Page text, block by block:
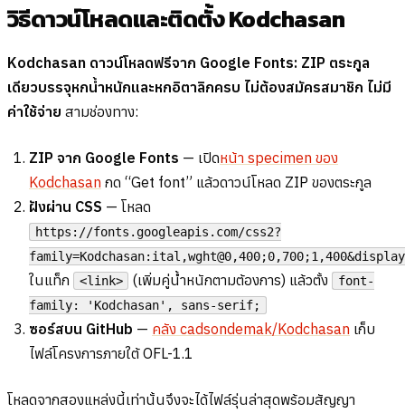
วิธีดาวน์โหลดและติดตั้ง Kodchasan
Kodchasan ดาวน์โหลดฟรีจาก Google Fonts: ZIP ตระกูล
เดียวบรรจุหกน้ำหนักและหกอิตาลิกครบ ไม่ต้องสมัครสมาชิก ไม่มี
ค่าใช้จ่าย สามช่องทาง:
ZIP จาก Google Fonts — เปิดหน้า specimen ของ
Kodchasan กด “Get font” แล้วดาวน์โหลด ZIP ของตระกูล
ฝังผ่าน CSS — โหลด
https://fonts.googleapis.com/css2?
ในแท็ก <link> (เพิ่มคู่น้ำหนักตามต้องการ) แล้วตั้ง
font-
family: 'Kodchasan', sans-serif;
ซอร์สบน GitHub — คลัง cadsondemak/Kodchasan เก็บ
ไฟล์โครงการภายใต้ OFL-1.1
โหลดจากสองแหล่งนี้เท่านั้นจึงจะได้ไฟล์รุ่นล่าสุดพร้อมสัญญา